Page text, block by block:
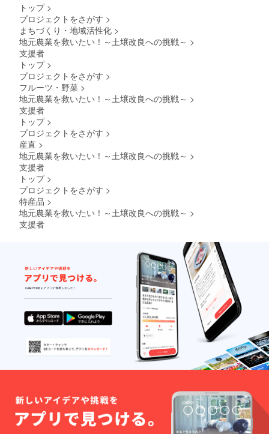
・ブ
ロッコ
リー 5
月上
旬〜6月
中旬
1〜２個
・ジャ
ガイ
モ 11
月〜12
月 20
個 程度
・人
10本
程度
トップ >
プロジェクトをさがす >
まちづくり・地域活性化 >
地元農業を救いたい！～土壌改良への挑戦～ >
支援者
トップ >
プロジェクトをさがす >
フルーツ・野菜 >
地元農業を救いたい！～土壌改良への挑戦～ >
支援者
トップ >
プロジェクトをさがす >
産直 >
地元農業を救いたい！～土壌改良への挑戦～ >
支援者
トップ >
プロジェクトをさがす >
特産品 >
地元農業を救いたい！～土壌改良への挑戦～ >
支援者